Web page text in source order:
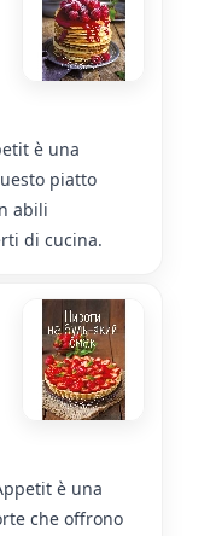
è una
piatto
abili
di cucina.
è una
che offrono